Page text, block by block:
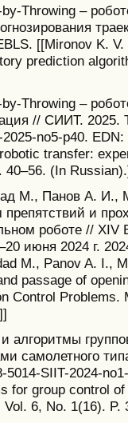
Throwing –
[[Mironov K.
prediction
Throwing –
// СИИТ.
no5-p40.
transfer:
40–56. (In
М., Панов А. И.,
препятствий и
роботе //
июня 2024 г.
M., Panov A. I.,
passage of
Control Problems.
самолетного
5014-SIIT-2024-
for group control
6, No. 1(16). P.